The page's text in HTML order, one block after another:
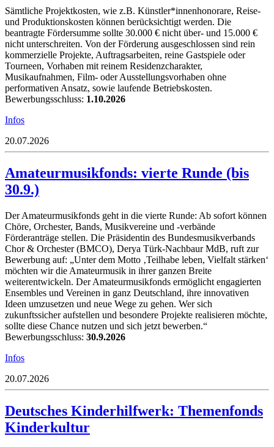
Sämtliche Projektkosten, wie z.B. Künstler*innenhonorare, Reise-
und Produktionskosten können berücksichtigt werden. Die
beantragte Fördersumme sollte 30.000 € nicht über- und 15.000 €
nicht unterschreiten. Von der Förderung ausgeschlossen sind rein
kommerzielle Projekte, Auftragsarbeiten, reine Gastspiele oder
Tourneen, Vorhaben mit reinem Residenzcharakter,
Musikaufnahmen, Film- oder Ausstellungsvorhaben ohne
performativen Ansatz, sowie laufende Betriebskosten.
Bewerbungsschluss: 1.10.2026
Infos
20.07.2026
Amateurmusikfonds: vierte Runde (bis
30.9.)
Der Amateurmusikfonds geht in die vierte Runde: Ab sofort können
Chöre, Orchester, Bands, Musikvereine und -verbände
Förderanträge stellen. Die Präsidentin des Bundesmusikverbands
Chor & Orchester (BMCO), Derya Türk-Nachbaur MdB, ruft zur
Bewerbung auf: „Unter dem Motto ‚Teilhabe leben, Vielfalt stärken‘
möchten wir die Amateurmusik in ihrer ganzen Breite
weiterentwickeln. Der Amateurmusikfonds ermöglicht engagierten
Ensembles und Vereinen in ganz Deutschland, ihre innovativen
Ideen umzusetzen und neue Wege zu gehen. Wer sich
zukunftssicher aufstellen und besondere Projekte realisieren möchte,
sollte diese Chance nutzen und sich jetzt bewerben.“
Bewerbungsschluss: 30.9.2026
Infos
20.07.2026
Deutsches Kinderhilfwerk: Themenfonds
Kinderkultur